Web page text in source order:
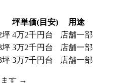
坪単価(目安)
用途
坪 4万2千円台
店舗一部
坪 3万2千円台
店舗一部
坪 3万7千円台 店舗一部
す →